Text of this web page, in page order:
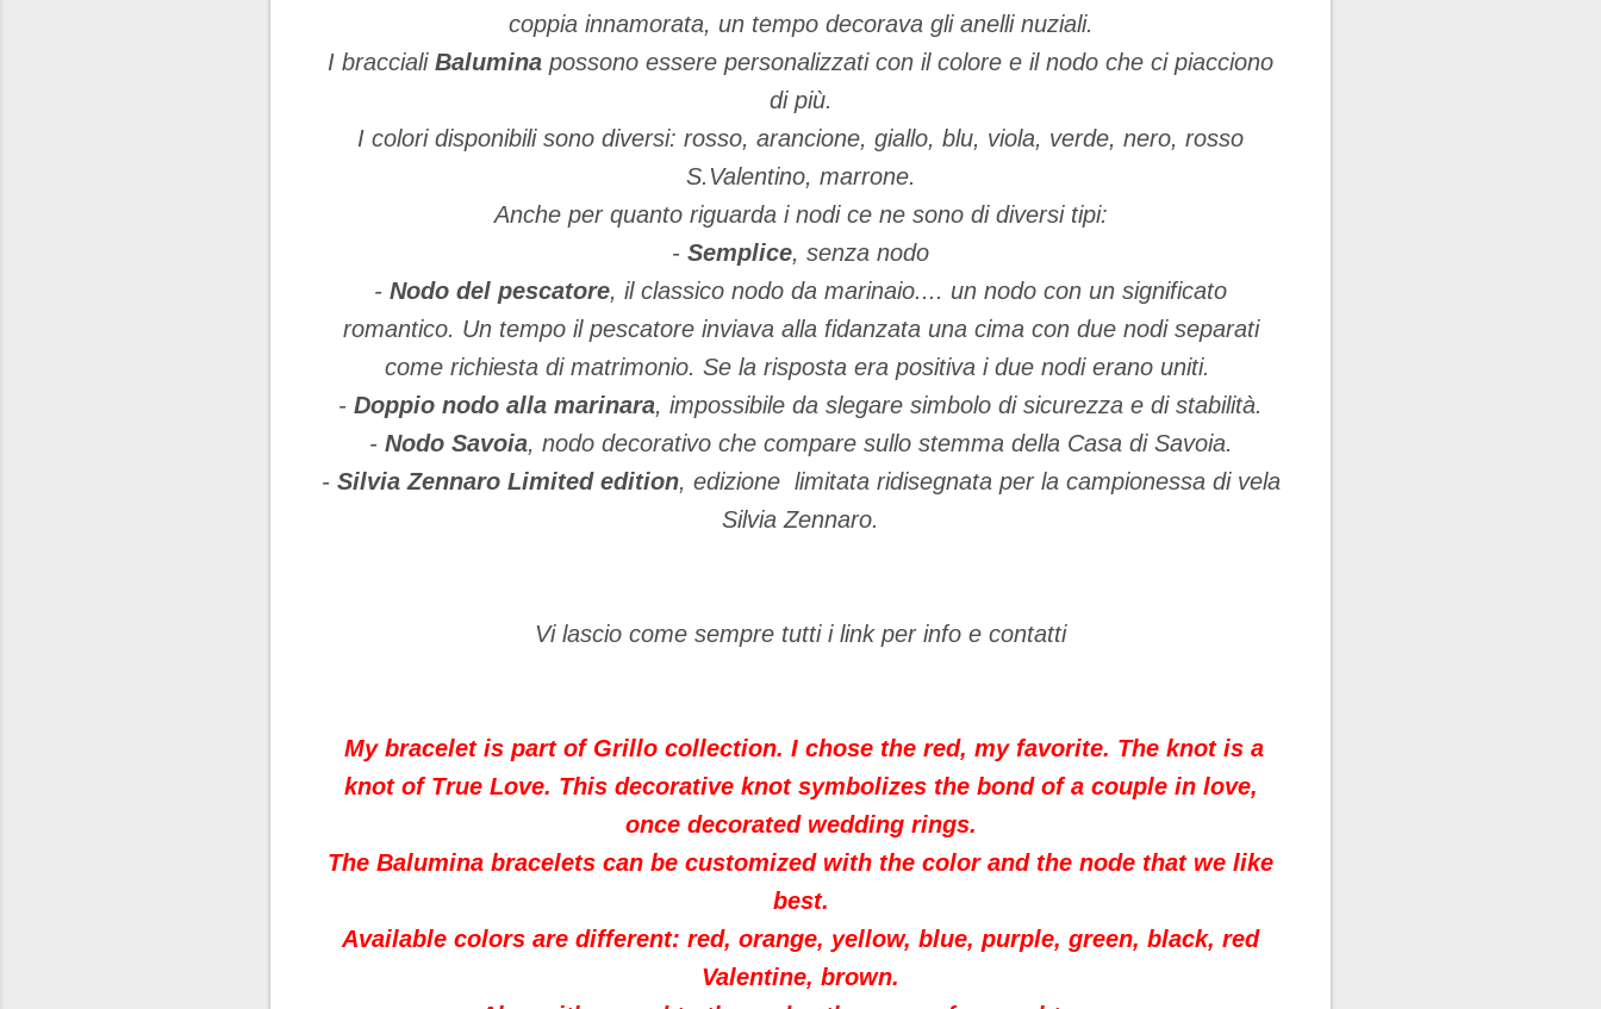
coppia innamorata, un tempo decorava gli anelli nuziali.
I bracciali Balumina possono essere personalizzati con il colore e il nodo che ci piacciono
di più.
I colori disponibili sono diversi: rosso, arancione, giallo, blu, viola, verde, nero, rosso
S.Valentino, marrone.
Anche per quanto riguarda i nodi ce ne sono di diversi tipi:
- Semplice, senza nodo
- Nodo del pescatore, il classico nodo da marinaio.... un nodo con un significato
romantico. Un tempo il pescatore inviava alla fidanzata una cima con due nodi separati
come richiesta di matrimonio. Se la risposta era positiva i due nodi erano uniti.
- Doppio nodo alla marinara, impossibile da slegare simbolo di sicurezza e di stabilità.
- Nodo Savoia, nodo decorativo che compare sullo stemma della Casa di Savoia.
- Silvia Zennaro Limited edition, edizione limitata ridisegnata per la campionessa di vela
Silvia Zennaro.
Vi lascio come sempre tutti i link per info e contatti
My bracelet is part of Grillo collection. I chose the red, my favorite. The knot is a
knot of True Love. This decorative knot symbolizes the bond of a couple in love,
once decorated wedding rings.
The Balumina bracelets can be customized with the color and the node that we like
best.
Available colors are different: red, orange, yellow, blue, purple, green, black, red
Valentine, brown.